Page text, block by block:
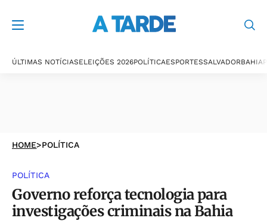
ÚLTIMAS NOTÍCIASELEIÇÕES 2026POLÍTICAESPORTESSALVADORBAHIA
HOME>POLÍTICA
POLÍTICA
Governo reforça tecnologia para
investigações criminais na Bahia